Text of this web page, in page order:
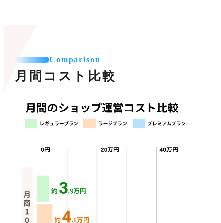
Comparison
月間コスト比較